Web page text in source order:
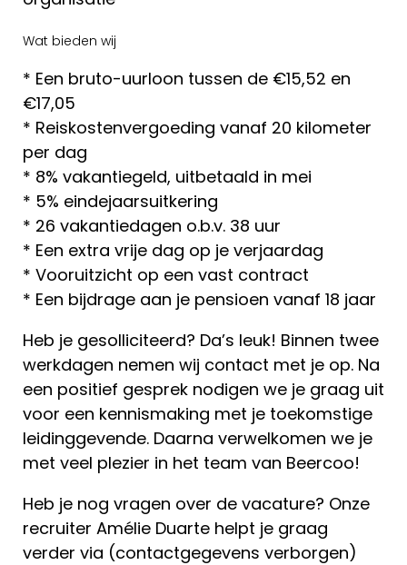
Wat bieden wij
* Een bruto-uurloon tussen de €15,52 en
€17,05
* Reiskostenvergoeding vanaf 20 kilometer
per dag
* 8% vakantiegeld, uitbetaald in mei
* 5% eindejaarsuitkering
* 26 vakantiedagen o.b.v. 38 uur
* Een extra vrije dag op je verjaardag
* Vooruitzicht op een vast contract
* Een bijdrage aan je pensioen vanaf 18 jaar
Heb je gesolliciteerd? Da’s leuk! Binnen twee
werkdagen nemen wij contact met je op. Na
een positief gesprek nodigen we je graag uit
voor een kennismaking met je toekomstige
leidinggevende. Daarna verwelkomen we je
met veel plezier in het team van Beercoo!
Heb je nog vragen over de vacature? Onze
recruiter Amélie Duarte helpt je graag
verder via (contactgegevens verborgen)